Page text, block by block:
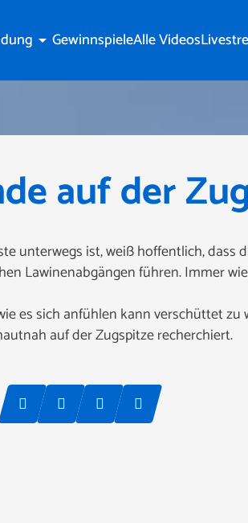
arrow_drop_down GewinnspieleAlle Videos
auf der
unterwegs ist, weiß hoffentlich, dass
Lawinenabgängen führen. Immer
es sich anfühlen kann verschüttet
auf der Zugspitze recherchiert.